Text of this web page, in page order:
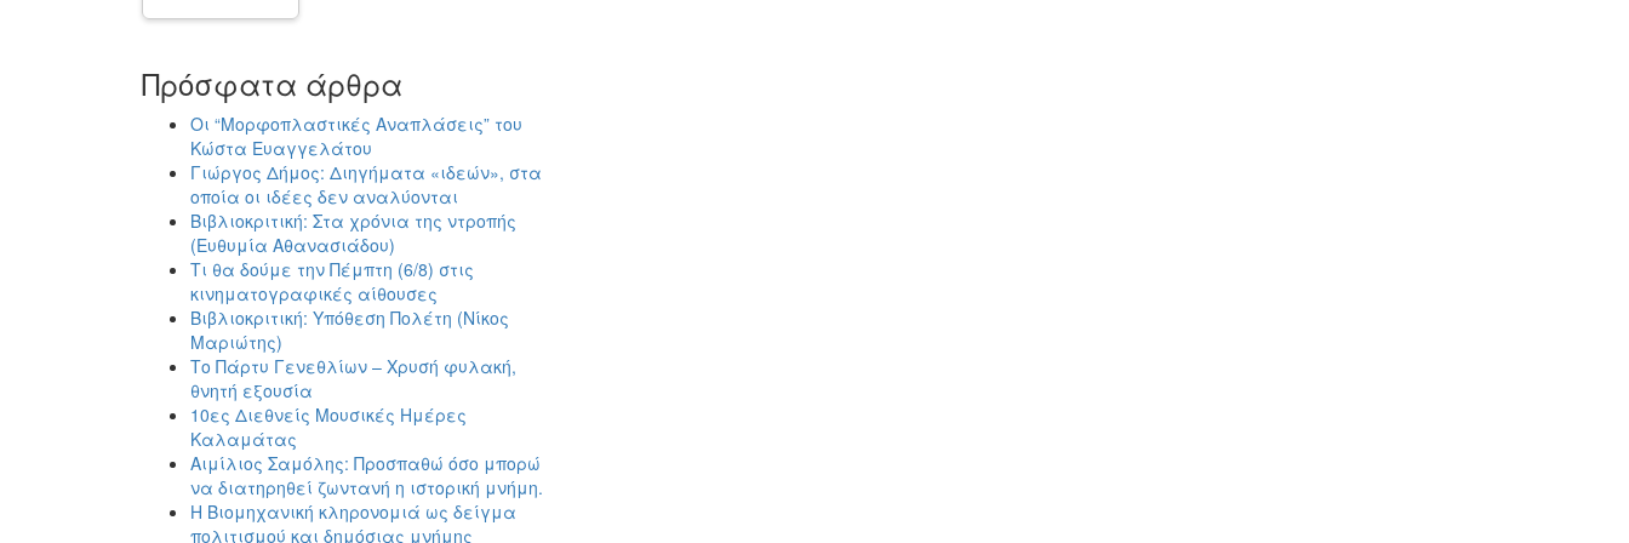
Πρόσφατα άρθρα
Οι “Μορφοπλαστικές Αναπλάσεις” του
Κώστα Ευαγγελάτου
Γιώργος Δήμος: Διηγήματα «ιδεών», στα
οποία οι ιδέες δεν αναλύονται
Βιβλιοκριτική: Στα χρόνια της ντροπής
(Ευθυμία Αθανασιάδου)
Τι θα δούμε την Πέμπτη (6/8) στις
κινηματογραφικές αίθουσες
Βιβλιοκριτική: Υπόθεση Πολέτη (Νίκος
Μαριώτης)
Το Πάρτυ Γενεθλίων – Χρυσή φυλακή,
θνητή εξουσία
10ες Διεθνείς Μουσικές Ημέρες
Καλαμάτας
Αιμίλιος Σαμόλης: Προσπαθώ όσο μπορώ
να διατηρηθεί ζωντανή η ιστορική μνήμη.
Η Βιομηχανική κληρονομιά ως δείγμα
πολιτισμού και δημόσιας μνήμης